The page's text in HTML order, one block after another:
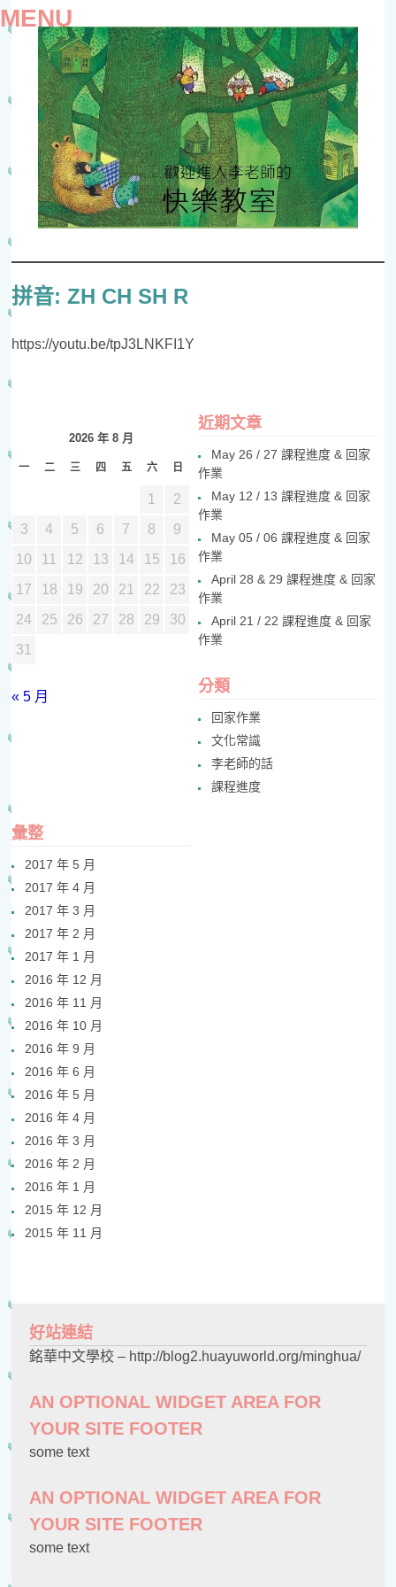
MENU
TO
CONTENT
拼音: ZH CH SH R
https://youtu.be/tpJ3LNKFI1Y
2026 年 8 月
一 二 三 四 五 六 日
1
2
3
4 5 6 7 8
9
10
11 12 13 14 15
16
17
18 19 20 21 22
23
24
25 26 27 28 29
30
31
« 5 月
近期文章
May 26 / 27 課程進度 & 回家
作業
May 12 / 13 課程進度 & 回家
作業
May 05 / 06 課程進度 & 回家
作業
April 28 & 29 課程進度 & 回家
作業
April 21 / 22 課程進度 & 回家
作業
分類
回家作業
文化常識
李老師的話
課程進度
彙整
2017 年 5 月
2017 年 4 月
2017 年 3 月
2017 年 2 月
2017 年 1 月
2016 年 12 月
2016 年 11 月
2016 年 10 月
2016 年 9 月
2016 年 6 月
2016 年 5 月
2016 年 4 月
2016 年 3 月
2016 年 2 月
2016 年 1 月
2015 年 12 月
2015 年 11 月
好站連結
銘華中文學校 – http://blog2.huayuworld.org/minghua/
AN OPTIONAL WIDGET AREA FOR
YOUR SITE FOOTER
some text
AN OPTIONAL WIDGET AREA FOR
YOUR SITE FOOTER
some text